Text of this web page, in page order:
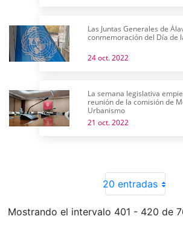
Las Juntas Generales de
conmemoración del Día de
24 oct. 2022
La semana legislativa
reunión de la comisión de
Urbanismo
21 oct. 2022
20 entradas
Mostrando el intervalo 401 - 420 de